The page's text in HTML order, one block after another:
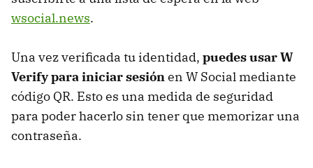
wsocial.news.
Una vez verificada tu identidad, puedes usar W
Verify para iniciar sesiónen W Social mediante
código QR. Esto es una medida de seguridad
para poder hacerlo sin tener que memorizar una
contraseña.